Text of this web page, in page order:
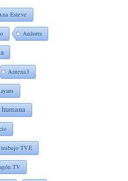
Esteve
Andorra
Antena3
TVE
TV